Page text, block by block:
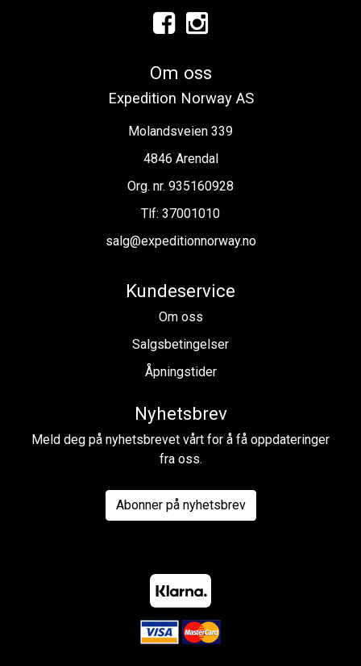
Om oss
Expedition Norway AS
Molandsveien 339
4846 Arendal
Org. nr. 935160928
Tlf: 37001010
salg@expeditionnorway.no
Kundeservice
Om oss
Salgsbetingelser
Åpningstider
Nyhetsbrev
Meld deg på nyhetsbrevet vårt for å få oppdateringer
fra oss.
Abonner på nyhetsbrev